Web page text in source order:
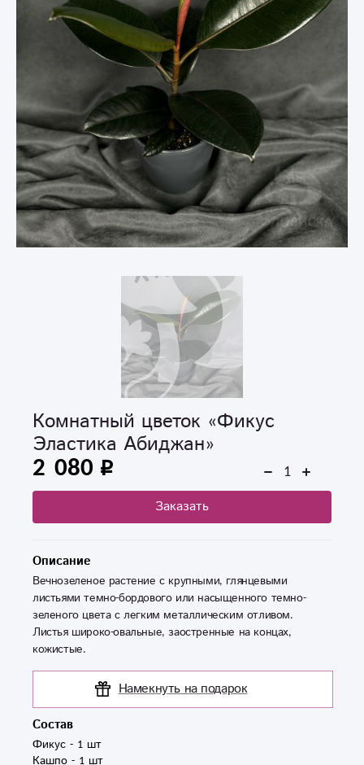
Комнатный цветок «Фикус
Эластика Абиджан»
2 080
Заказать
Описание
Вечнозеленое растение с крупными, глянцевыми
листьями темно-бордового или насыщенного темно-
зеленого цвета с легким металлическим отливом.
Листья широко-овальные, заостренные на концах,
кожистые.
Намекнуть на подарок
Состав
Фикус - 1 шт
Кашпо - 1 шт